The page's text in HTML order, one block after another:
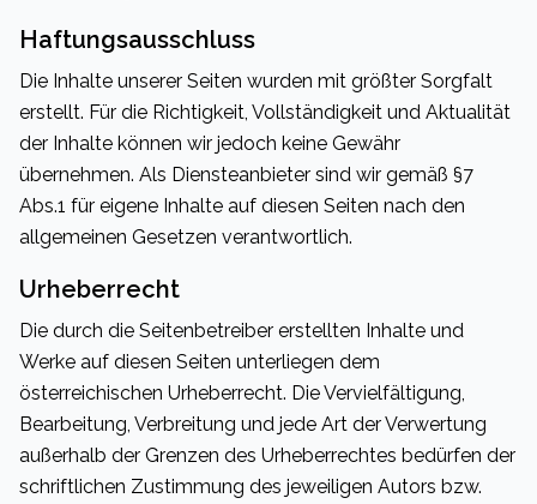
Haftungsausschluss
Die Inhalte unserer Seiten wurden mit größter Sorgfalt
erstellt. Für die Richtigkeit, Vollständigkeit und Aktualität
der Inhalte können wir jedoch keine Gewähr
übernehmen. Als Diensteanbieter sind wir gemäß §7
Abs.1 für eigene Inhalte auf diesen Seiten nach den
allgemeinen Gesetzen verantwortlich.
Urheberrecht
Die durch die Seitenbetreiber erstellten Inhalte und
Werke auf diesen Seiten unterliegen dem
österreichischen Urheberrecht. Die Vervielfältigung,
Bearbeitung, Verbreitung und jede Art der Verwertung
außerhalb der Grenzen des Urheberrechtes bedürfen der
schriftlichen Zustimmung des jeweiligen Autors bzw.